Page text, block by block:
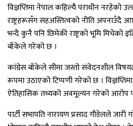
विज्ञप्तिमा नेपाल कहिल्यै पराधीन नरहेको
राष्ट्रहरूसँग सहअस्तित्वको नीति अपनाउँदै
भन्दै कुनै पनि छिमेकी राष्ट्रको भूमि मिचेको
बाँकेले गरेको छ ।
कांग्रेस बाँकेले सीमा जस्तो संवेदनशील
रूपमा उठाएको टिप्पणी गरेको छ ।
ऐतिहासिक तथ्यको अवमूल्यन गरेको आरोप
पार्टी सभापति नारायण प्रसाद गौडेलले जारी